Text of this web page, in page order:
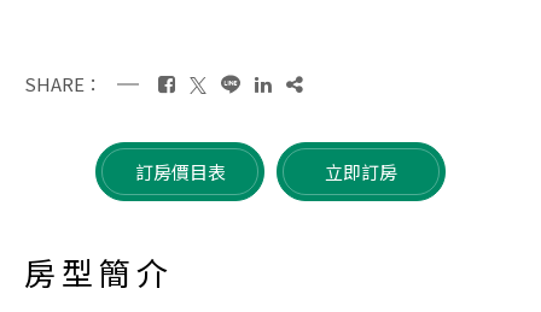
SHARE：
訂房價目表 立即訂房
房型簡介